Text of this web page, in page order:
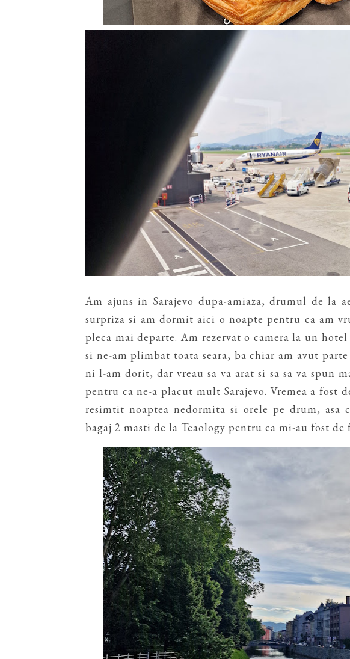
Am ajuns in Sarajevo dupa-amiaza, drumul de la
surpriza si am dormit aici o noapte pentru ca am
pleca mai departe. Am rezervat o camera la un
si ne-am plimbat toata seara, ba chiar am avut
ni l-am dorit, dar vreau sa va arat si sa sa va spun
pentru ca ne-a placut mult Sarajevo. Vremea a fost
resimtit noaptea nedormita si orele pe drum, asa
bagaj 2 masti de la Teaology pentru ca mi-au fost de